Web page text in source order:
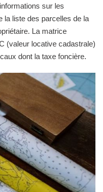
sur les
la liste des parcelles de la
La matrice
(valeur locative cadastrale)
dont la taxe foncière.